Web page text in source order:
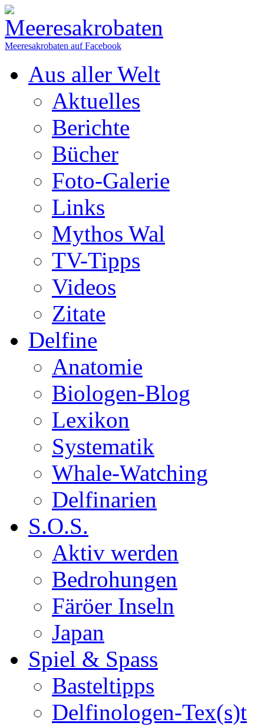
Meeresakrobaten auf Facebook
Aus aller Welt
Aktuelles
Berichte
Bücher
Foto-Galerie
Links
Mythos Wal
TV-Tipps
Videos
Zitate
Delfine
Anatomie
Biologen-Blog
Lexikon
Systematik
Whale-Watching
Delfinarien
S.O.S.
Aktiv werden
Bedrohungen
Färöer Inseln
Japan
Spiel & Spass
Basteltipps
Delfinologen-Tex(s)t